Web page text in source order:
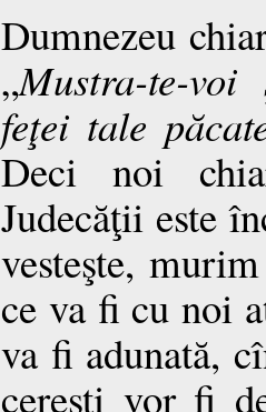
Dumnezeu
„Mustra-te-
feţei tale
Deci noi
Judecăţii este
vesteşte,
ce va fi cu noi
va fi adunată,
cereşti vor fi